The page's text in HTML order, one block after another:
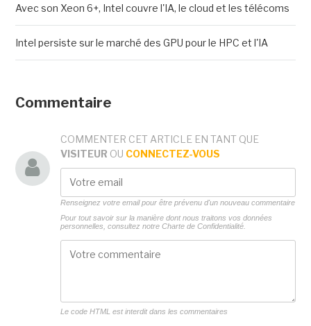
Avec son Xeon 6+, Intel couvre l'IA, le cloud et les télécoms
Intel persiste sur le marché des GPU pour le HPC et l'IA
Commentaire
COMMENTER CET ARTICLE EN TANT QUE
VISITEUR OU CONNECTEZ-VOUS
Renseignez votre email pour être prévenu d'un nouveau commentaire
Pour tout savoir sur la manière dont nous traitons vos données
personnelles, consultez notre Charte de Confidentialité.
Le code HTML est interdit dans les commentaires